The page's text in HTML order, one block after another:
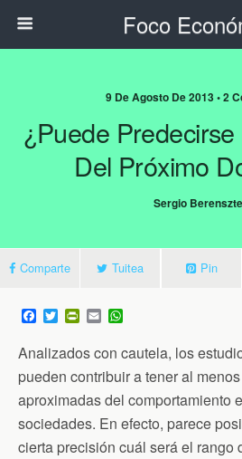
Foco
9 De Agosto De 2013 • 2
¿Puede
Del Próximo
Sergio
Comparte Tuitea Pin
F
a
e
b
o
o
k
T
w
t
t
e
r
P
n
t
F
r
i
e
n
E
m
i
l
t
s
A
p
p
Analizados con cautela, los
pueden contribuir a tener al
aproximadas del comportamiento
sociedades. En efecto, parece
cierta precisión cuál será el rango